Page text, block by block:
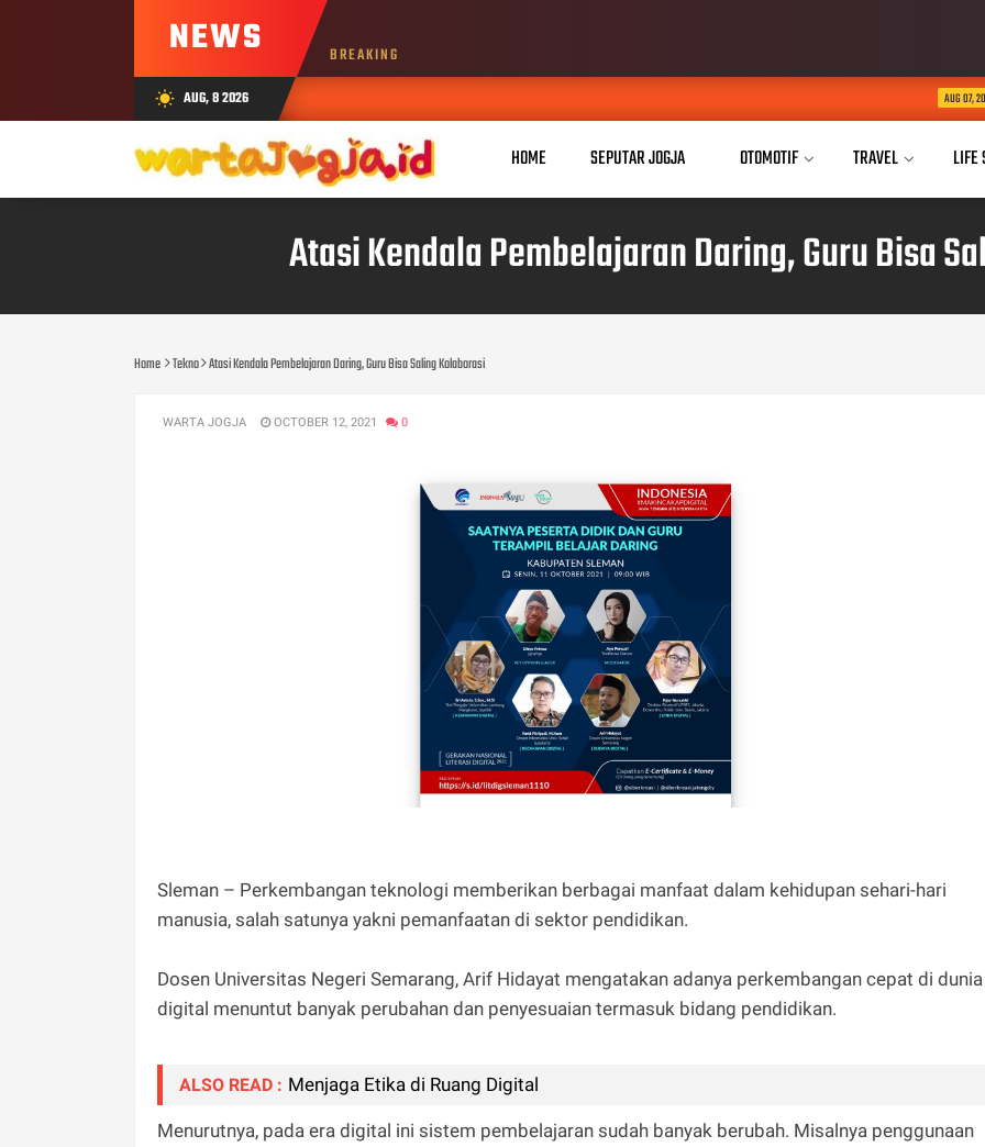
NEWS BREAKING
wb_sunny AUG, 8 2026 Buka Akses
HOME SEPUTAR JOGJA OTOMOTIF TRAVEL LIFE
Atasi Kendala Pembelajaran Daring, Guru Bisa
Home Tekno Atasi Kendala Pembelajaran Daring, Guru Bisa Saling Kolaborasi
WARTA JOGJA OCTOBER 12, 2021 0
Sleman – Perkembangan teknologi memberikan berbagai manfaat dalam kehidupan sehari-hari
manusia, salah satunya yakni pemanfaatan di sektor pendidikan.
Dosen Universitas Negeri Semarang, Arif Hidayat mengatakan adanya perkembangan cepat di dunia
digital menuntut banyak perubahan dan penyesuaian termasuk bidang pendidikan.
ALSO READ : Menjaga Etika di Ruang Digital
Menurutnya, pada era digital ini sistem pembelajaran sudah banyak berubah. Misalnya penggunaan